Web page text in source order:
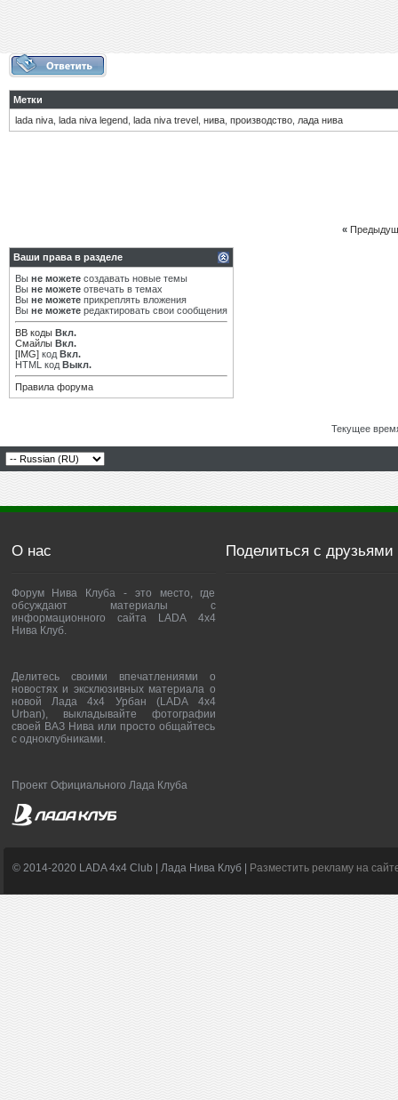
Метки
lada niva lada niva legend lada niva trevel нива производство лада нива
«
Ваши права в разделе
Вы не можете создавать новые темы
Вы не можете отвечать в темах
Вы не можете прикреплять вложения
Вы не можете редактировать свои сообщения
BB коды Вкл.
Смайлы Вкл.
[IMG] код Вкл.
HTML код Выкл.
Правила форума
Текущее
О нас
Форум Нива Клуба - это место, где
обсуждают материалы с
информационного сайта LADA 4x4
Нива Клуб.
Делитесь своими впечатлениями о
новостях и эксклюзивных материала о
новой Лада 4х4 Урбан (LADA 4x4
Urban), выкладывайте фотографии
своей ВАЗ Нива или просто общайтесь
с одноклубниками.
Проект Официального Лада Клуба
Поделиться с друзьями
© 2014-2020 LADA 4x4 Club | Лада Нива Клуб | Разместить рекламу на